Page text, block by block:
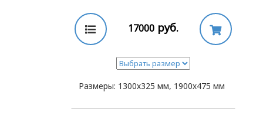
17000руб.
Размеры: 1300х325 мм, 1900х475 мм